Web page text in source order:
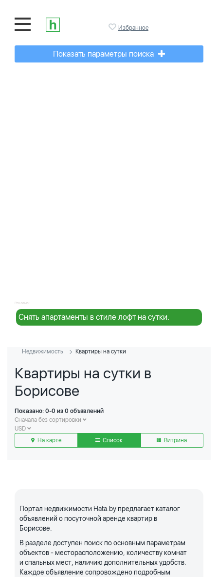
Избранное
Показать параметры поиска
Реклама:
Снять апартаменты в стиле лофт на сутки.
Недвижимость Квартиры на сутки
Квартиры на сутки в
Борисове
Показано: 0-0 из 0 объявлений
Сначала без сортировки
USD
На карте
Список Витрина
Портал недвижимости Hata.by предлагает каталог
объявлений о посуточной аренде квартир в
Борисове.
В разделе доступен поиск по основным параметрам
объектов - месторасположению, количеству комнат
и спальных мест, наличию дополнительных удобств.
Каждое объявление сопровождено подробным